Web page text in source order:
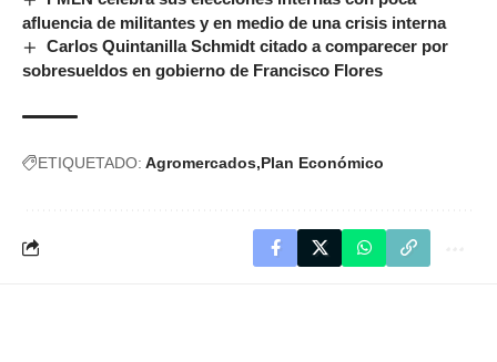
afluencia de militantes y en medio de una crisis interna
Carlos Quintanilla Schmidt citado a comparecer por
sobresueldos en gobierno de Francisco Flores
ETIQUETADO: Agromercados Plan Económico